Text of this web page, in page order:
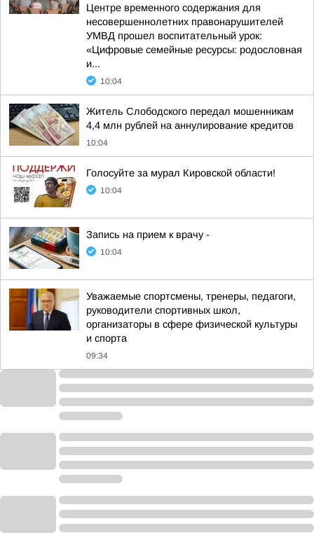
Центре временного содержания для
несовершеннолетних правонарушителей
УМВД прошел воспитательный урок:
«Цифровые семейные ресурсы: родословная
и...
10:04
Житель Слободского передал мошенникам
4,4 млн рублей на аннулирование кредитов
10:04
Голосуйте за мурал Кировской области!
10:04
Запись на прием к врачу -
10:04
Уважаемые спортсмены, тренеры, педагоги,
руководители спортивных школ,
организаторы в сфере физической культуры
и спорта
09:34